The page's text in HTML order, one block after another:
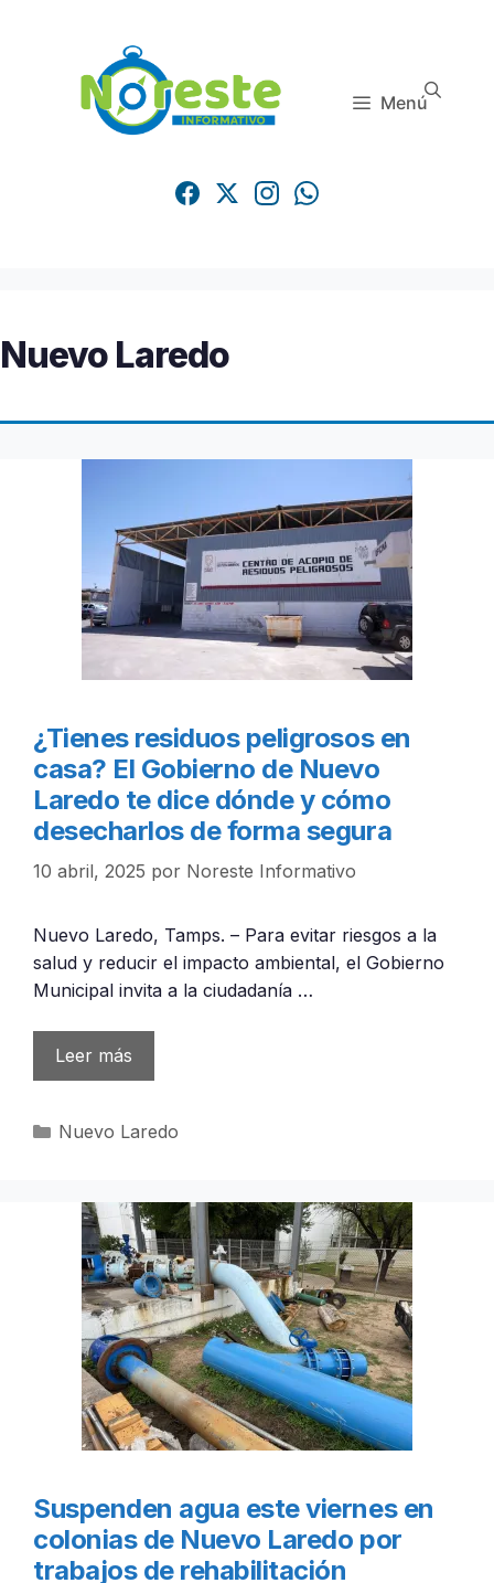
Menú
Nuevo Laredo
¿Tienes residuos peligrosos en
casa? El Gobierno de Nuevo
Laredo te dice dónde y cómo
desecharlos de forma segura
10 abril, 2025 por Noreste Informativo
Nuevo Laredo, Tamps. – Para evitar riesgos a la
salud y reducir el impacto ambiental, el Gobierno
Municipal invita a la ciudadanía …
Leer más
Categorías
Nuevo Laredo
Suspenden agua este viernes en
colonias de Nuevo Laredo por
trabajos de rehabilitación